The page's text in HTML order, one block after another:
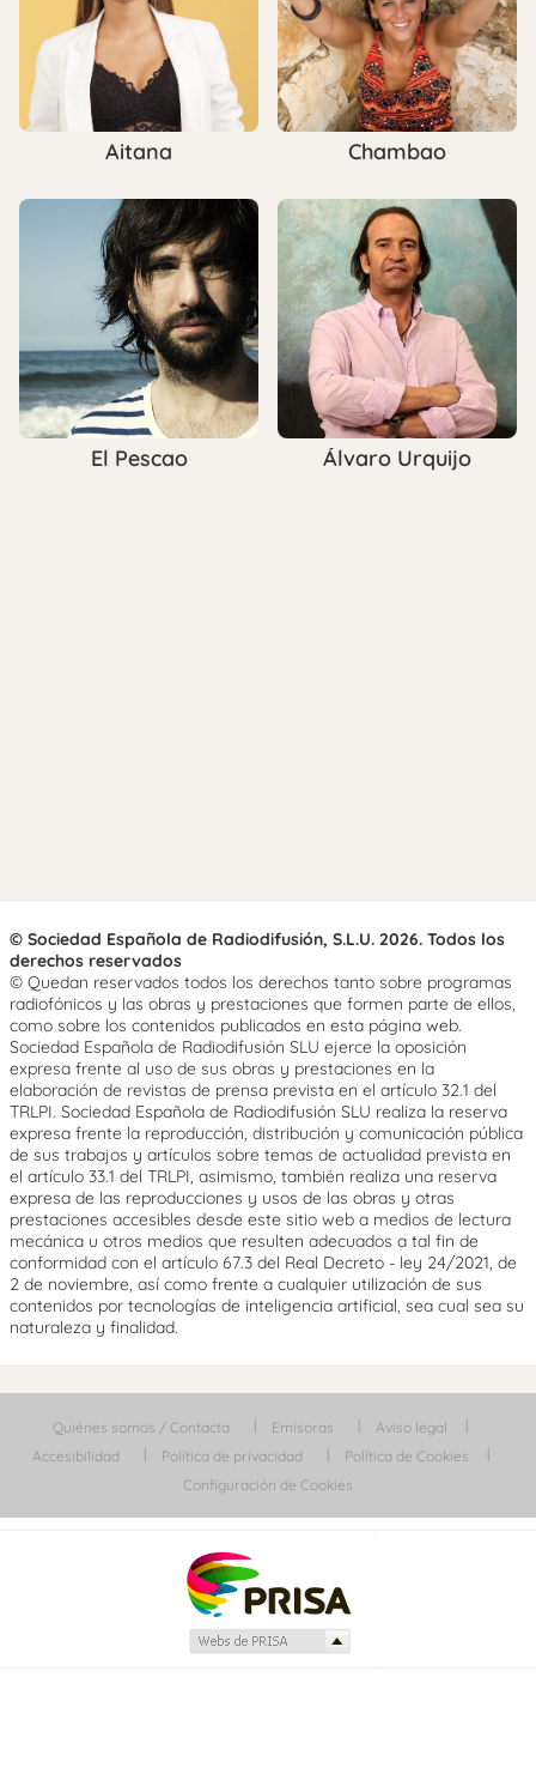
Aitana Chambao
El Pescao Álvaro Urquijo
© Sociedad Española de Radiodifusión, S.L.U. 2026. Todos los
derechos reservados
© Quedan reservados todos los derechos tanto sobre programas
radiofónicos y las obras y prestaciones que formen parte de ellos,
como sobre los contenidos publicados en esta página web.
Sociedad Española de Radiodifusión SLU ejerce la oposición
expresa frente al uso de sus obras y prestaciones en la
elaboración de revistas de prensa prevista en el artículo 32.1 del
TRLPI. Sociedad Española de Radiodifusión SLU realiza la reserva
expresa frente la reproducción, distribución y comunicación pública
de sus trabajos y artículos sobre temas de actualidad prevista en
el artículo 33.1 del TRLPI, asimismo, también realiza una reserva
expresa de las reproducciones y usos de las obras y otras
prestaciones accesibles desde este sitio web a medios de lectura
mecánica u otros medios que resulten adecuados a tal fin de
conformidad con el artículo 67.3 del Real Decreto - ley 24/2021, de
2 de noviembre, así como frente a cualquier utilización de sus
contenidos por tecnologías de inteligencia artificial, sea cual sea su
naturaleza y finalidad.
Quiénes somos / Contacta Emisoras
Aviso legal
Accesibilidad
Política de privacidad
Política de Cookies
Configuración de Cookies